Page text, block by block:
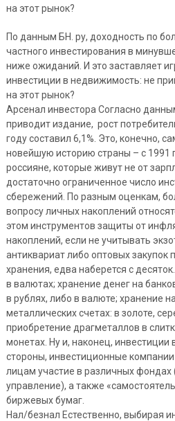
на этот рынок?
По данным БН. ру, доходность по
частного инвестирования в
ниже ожиданий. И это заставляет
инвестиции в недвижимость: не
на этот рынок?
Арсенал инвестора Согласно
приводит издание, рост
году составил 6,1%. Это, конечно,
новейшую историю страны – с 1991
россияне, которые живут не от
достаточно ограниченное число
сбережений. По разным оценкам,
вопросу личных накоплений
этом инструментов защиты от
накоплений, если не учитывать
антиквариат либо оптовых закупок
хранения, едва наберется с
в валютах; хранение денег на
в рублях, либо в валюте; хранение
металлических счетах: в золоте,
приобретение драгметаллов в
монетах. Ну и, наконец,
стороны, инвестиционные
лицам участие в различных
управление), а также
биржевых бумаг.
Нал/безнал Естественно, выбирая